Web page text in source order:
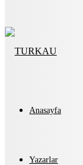
Anasayfa
Yazarlar